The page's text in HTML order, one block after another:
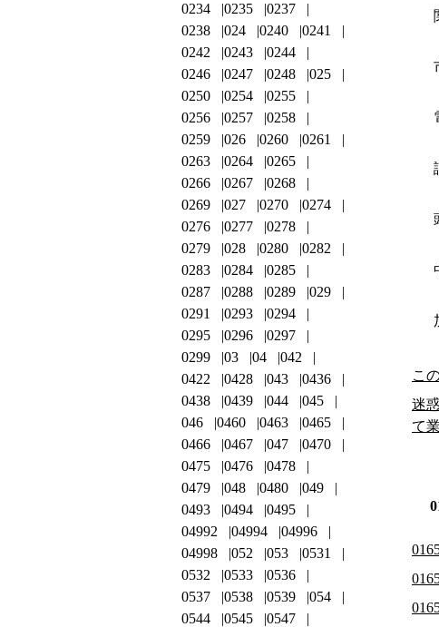
こ
迷
て
0234
0235
0237
0238
024 0240
0241
0242
0243
0244
0246
0247 0248
025
0250
0254
0255
0256
0257
0258
0259
026 0260
0261
0263
0264
0265
0266
0267
0268
0269
027 0270
0274
0276
0277
0278
0279
028 0280
0282
0283
0284
0285
0287
0288 0289
029
0291
0293
0294
0295
0296
0297
0299
03 04
042
0422
0428 043
0436
0438
0439 044
045
046
0460 0463
0465
0466
0467 047
0470
0475
0476
0478
0479
048 0480
049
0493
0494
0495
04992
04994
04996
04998
052 053
0531
0532
0533
0536
0537
0538 0539
054
0544
0545
0547